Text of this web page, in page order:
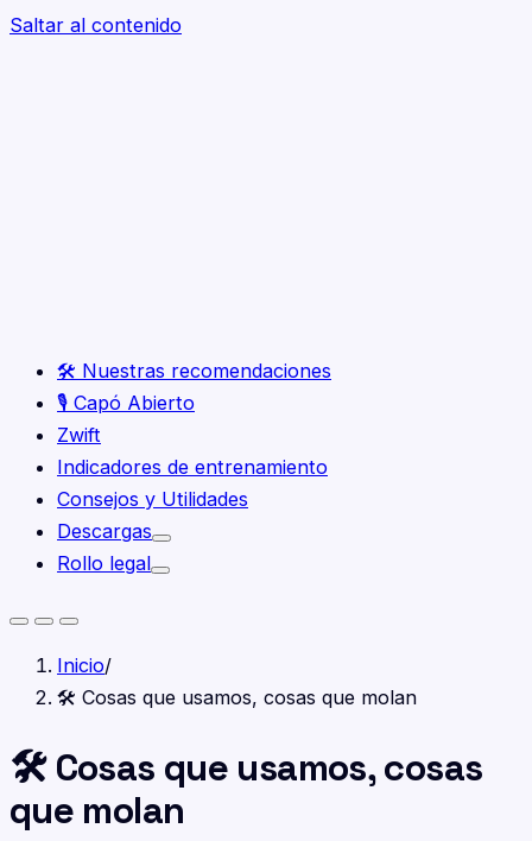
Saltar al contenido
🛠️ Nuestras recomendaciones
🎙️ Capó Abierto
Zwift
Indicadores de entrenamiento
Consejos y Utilidades
Descargas
Rollo legal
Inicio/
🛠️ Cosas que usamos, cosas que molan
🛠️ Cosas que usamos, cosas
que molan